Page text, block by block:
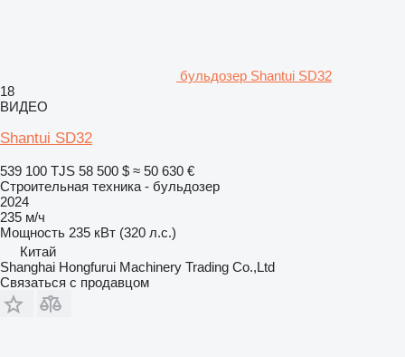
бульдозер Shantui SD32
18
ВИДЕО
Shantui SD32
539 100 TJS 58 500 $ ≈ 50 630 €
Строительная техника - бульдозер
2024
235 м/ч
Мощность 235 кВт (320 л.с.)
Китай
Shanghai Hongfurui Machinery Trading Co.,Ltd
Связаться с продавцом